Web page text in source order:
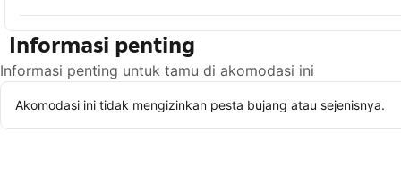
Informasi penting
Informasi penting untuk tamu di akomodasi ini
Akomodasi ini tidak mengizinkan pesta bujang atau sejenisnya.